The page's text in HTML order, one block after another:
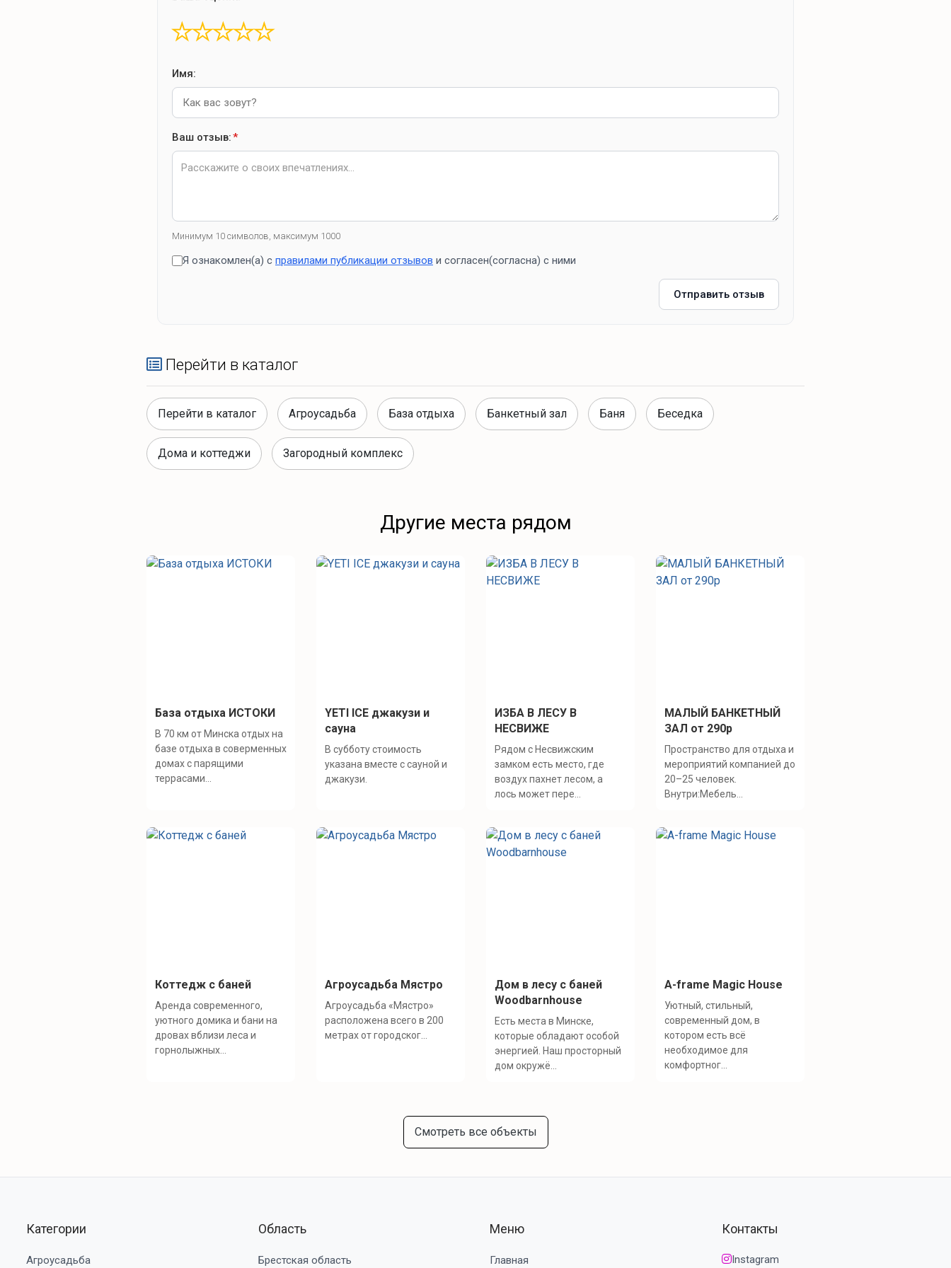
★
★
★
★
★
Имя:
Ваш отзыв:*
Минимум 10 символов, максимум 1000
Я ознакомлен(а) с правилами публикации отзывов и согласен(согласна) с ними
Отправить отзыв
Перейти в каталог
Перейти в каталог Агроусадьба База отдыха Банкетный зал Баня Беседка
Дома и коттеджи Загородный комплекс
Другие места рядом
База отдыха ИСТОКИ
В 70 км от Минска отдых на
базе отдыха в соверменных
домах с парящими
террасами...
YETI ICE джакузи и
сауна
В субботу стоимость
указана вместе с сауной и
джакузи.
ИЗБА В ЛЕСУ В
НЕСВИЖЕ
Рядом с Несвижским
замком есть место, где
воздух пахнет лесом, а
лось может пере...
МАЛЫЙ БАНКЕТНЫЙ
ЗАЛ от 290р
Пространство для отдыха и
мероприятий компанией до
20–25 человек.
Внутри:Мебель...
Коттедж с баней
Аренда современного,
уютного домика и бани на
дровах вблизи леса и
горнолыжных...
Агроусадьба Мястро
Агроусадьба «Мястро»
расположена всего в 200
метрах от городског...
Дом в лесу с баней
Woodbarnhouse
Есть места в Минске,
которые обладают особой
энергией. Наш просторный
дом окружё...
A-frame Magic House
Уютный, стильный,
современный дом, в
котором есть всё
необходимое для
комфортног...
Смотреть все объекты
Категории
Агроусадьба
Область
Брестская область
Меню
Главная
Контакты
Instagram